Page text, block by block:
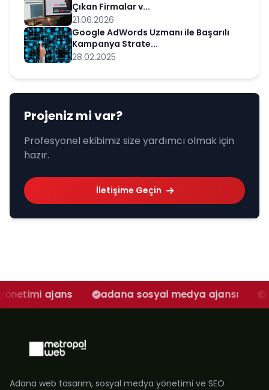
Çıkan Firmalar v...
21.06.2026
Google AdWords Uzmanı ile Başarılı
Kampanya Strate...
28.02.2025
Projeniz mi var?
Profesyonel ekibimiz size yardımcı olmak için
hazır.
İletişime Geçin
adana sosyal medya ajansı işletmeler
Adana web tasarım, sosyal medya yönetimi ve SEO